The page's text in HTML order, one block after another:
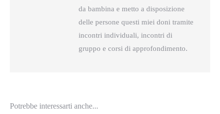
da bambina e metto a disposizione
delle persone questi miei doni tramite
incontri individuali, incontri di
gruppo e corsi di approfondimento.
Potrebbe interessarti anche...